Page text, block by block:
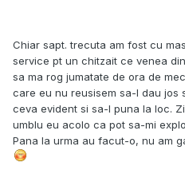
Chiar sapt. trecuta am fost cu
service pt un chitzait ce venea
sa ma rog jumatate de ora de
care eu nu reusisem sa-l dau jos
ceva evident si sa-l puna la loc.
umblu eu acolo ca pot sa-mi
Pana la urma au facut-o, nu am